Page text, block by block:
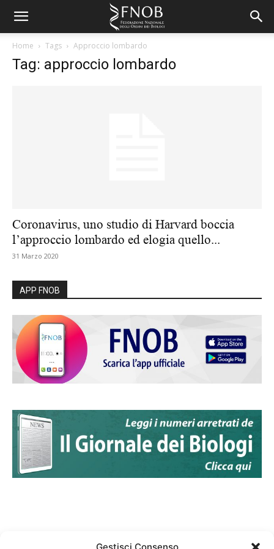
Home Tags Approccio lombardo
Tag: approccio lombardo
Coronavirus, uno studio di Harvard boccia
l’approccio lombardo ed elogia quello...
31 Marzo 2020
APP FNOB